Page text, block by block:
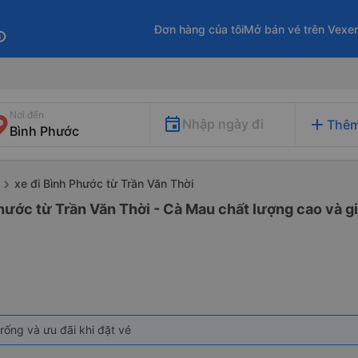
Đơn hàng của tôiMở bán vé trên
Nơi đến
Nhập ngày đi add
xe đi Bình Phước từ Trần Văn Thời
từ Trần Văn Thời - Cà Mau chất lượng cao và
và ưu đãi khi đặt vé